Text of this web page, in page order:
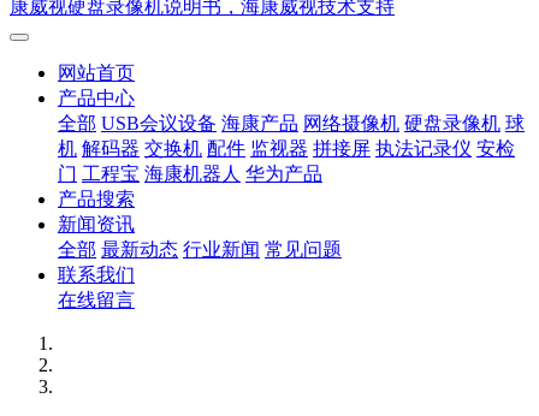
网站首页
产品中心
全部 USB会议设备 海康产品 网络摄像机 硬盘录像机 球
机 解码器 交换机 配件 监视器 拼接屏 执法记录仪 安检
门 工程宝 海康机器人 华为产品
产品搜索
新闻资讯
全部 最新动态 行业新闻 常见问题
联系我们
在线留言